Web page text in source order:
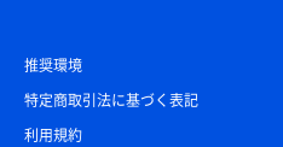
推奨環境
特定商取引法に基づく表記
利用規約